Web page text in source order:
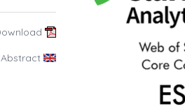
Abstract